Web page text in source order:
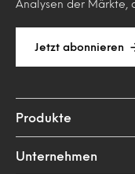
Analysen der Märkte,
Jetzt abonnieren
Produkte
Unternehmen